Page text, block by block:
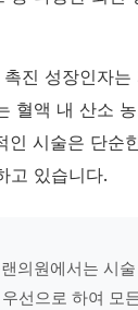
진 성장인자
혈액 내 산소
인 시술은 단순
고 있습니다.
의원에서는 시
선으로 하여 모